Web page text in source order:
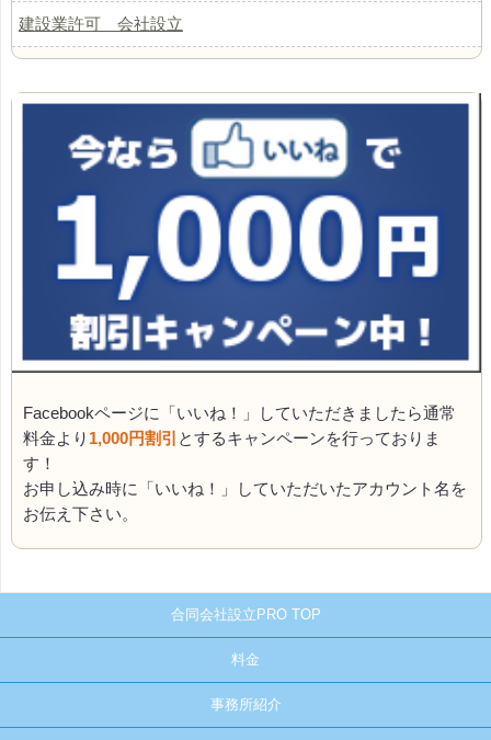
建設業許可 会社設立
Facebookページに「いいね！」していただきましたら通常
料金より 1,000円割引 とするキャンペーンを行っておりま
す！
お申し込み時に「いいね！」していただいたアカウント名を
お伝え下さい。
合同会社設立PRO TOP
料金
事務所紹介